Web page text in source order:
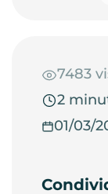
7483
2
01/03/